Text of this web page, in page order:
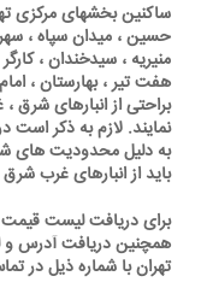
ساکنین بخشهای مرکزی
حسین ، میدان سپاه ،
منیریه ، سیدخندان ،
هفت تیر ، بهارستان ،
براحتی از انبارهای
نمایند. لازم به ذکر است
به دلیل محدودیت های
باید از انبارهای غرب
برای دریافت لیست قیمت
همچنین دریافت آدرس و
تهران با شماره ذیل در